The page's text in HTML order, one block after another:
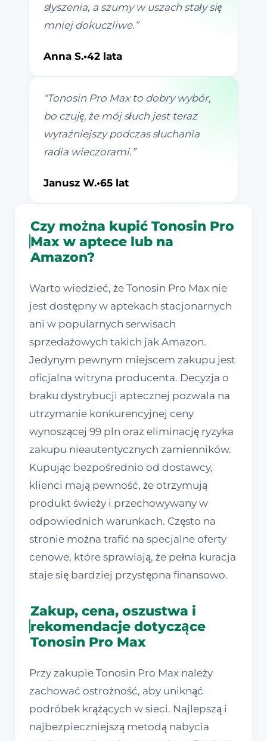
słyszenia, a szumy w uszach stały się
mniej dokuczliwe. ”
Anna S.•42 lata
“Tonosin Pro Max to dobry wybór,
bo czuję, że mój słuch jest teraz
wyraźniejszy podczas słuchania
radia wieczorami. ”
Janusz W.•65 lat
Czy można kupić Tonosin Pro
Max w aptece lub na
Amazon?
Warto wiedzieć, że Tonosin Pro Max nie
jest dostępny w aptekach stacjonarnych
ani w popularnych serwisach
sprzedażowych takich jak Amazon.
Jedynym pewnym miejscem zakupu jest
oficjalna witryna producenta. Decyzja o
braku dystrybucji aptecznej pozwala na
utrzymanie konkurencyjnej ceny
wynoszącej 99 pln oraz eliminację ryzyka
zakupu nieautentycznych zamienników.
Kupując bezpośrednio od dostawcy,
klienci mają pewność, że otrzymują
produkt świeży i przechowywany w
odpowiednich warunkach. Często na
stronie można trafić na specjalne oferty
cenowe, które sprawiają, że pełna kuracja
staje się bardziej przystępna finansowo.
Zakup, cena, oszustwa i
rekomendacje dotyczące
Tonosin Pro Max
Przy zakupie Tonosin Pro Max należy
zachować ostrożność, aby uniknąć
podróbek krążących w sieci. Najlepszą i
najbezpieczniejszą metodą nabycia